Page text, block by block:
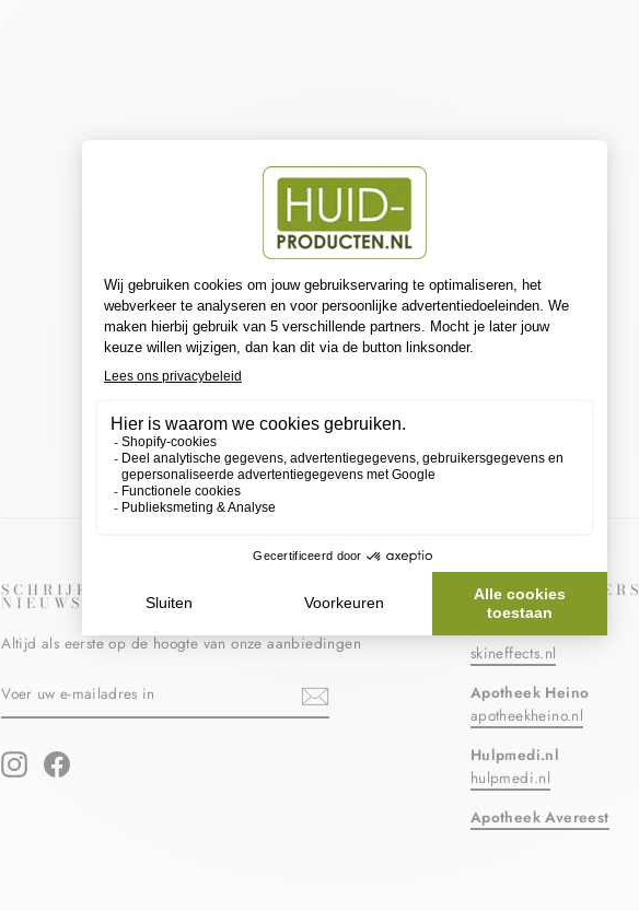
SCHRIJF JE IN VOOR ONZE
NIEUWSBRIEF
Altijd als eerste op de hoogte van onze aanbiedingen
UW
E-
IN InstagramFacebook
ONZE PARTNERS
skineffects.nl
Apotheek Heino
apotheekheino.nl
Hulpmedi.nl
hulpmedi.nl
Apotheek Avereest